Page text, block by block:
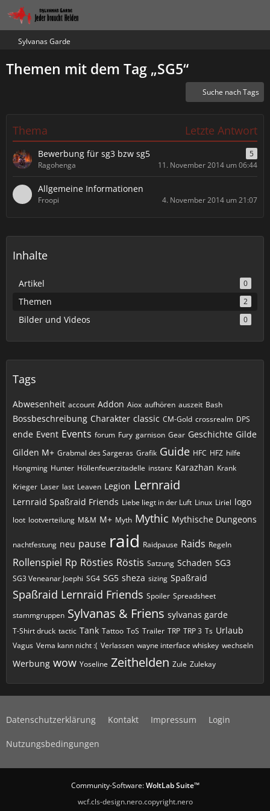
Sylvanas Garde
Themen mit dem Tag „SG5“
Suche nach Tags
Thema Letzte Antwort
Bewerbung für sg3 bzw sg5
5
Ragohenga
11. November 2014 um 06:44
Allgemeine Informationen
Froopi 4. November 2014 um 21:07
Inhalte
Artikel 0
Themen 2
Bilder und Videos 0
Tags
Abwesenheit account Addon Aiox aufhören auszeit Bash
Bossbeschreibung Charakter classic CM-Gold crossrealm DPS
ende Event Events forum Fury garnison Gear Geschichte Gilde
Gilden M+ Grabmal des Sargeras Grafik Guide HFC HFZ hilfe
Hongming Hunter Höllenfeuerzitadelle instanz Karazhan Krank
Krieger Laser last Leaven Legion Lernraid
Lernraid Spaßraid Friends Liebe liegt in der Luft Linux Liriel logo
loot lootverteilung M&M M+ Myth Mythic Mythische Dungeons
nachtfestung neu pause raid Raidpause Raids Regeln
Rollenspiel Rp Rösties Röstis Satzung Schaden SG3
SG3 Veneanar Joephi SG4 SG5 sheza sizing Spaßraid
Spaßraid Lernraid Friends Spoiler Spreadsheet
stammgruppen Sylvanas & Friens sylvanas garde
T-Shirt druck tactic Tank Tattoo ToS Trailer TRP TRP 3 Ts Urlaub
Vagus Vema kann nicht :( Verlassen wayne interface whiskey wechseln
Werbung wow Yoseline Zeithelden Zule Zulekay
Datenschutzerklärung Kontakt Impressum Login
Nutzungsbedingungen
Community-Software:WoltLab Suite™
wcf.cls-design.nero.copyright.nero